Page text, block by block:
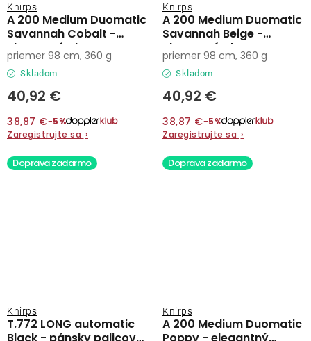
A 200 Medium Duomatic
Savannah Cobalt -
elegantný plne
automatický dáždnik
Knirps
Skladom
40,92 €
38,87 €−5%
Zaregistrujte sa ›
priemer 98 cm, 360 g
A 200 Medium Duomatic
Savannah Beige -
elegantný plne
automatický dáždnik
Knirps
Skladom
40,92 €
38,87 €−5%
Zaregistrujte sa ›
priemer 98 cm, 360 g
Doprava zadarmo
T.772 LONG automatic
Black - pánsky palicový
Knirps
Doprava zadarmo
A 200 Medium Duomatic
Poppy - elegantný
Knirps